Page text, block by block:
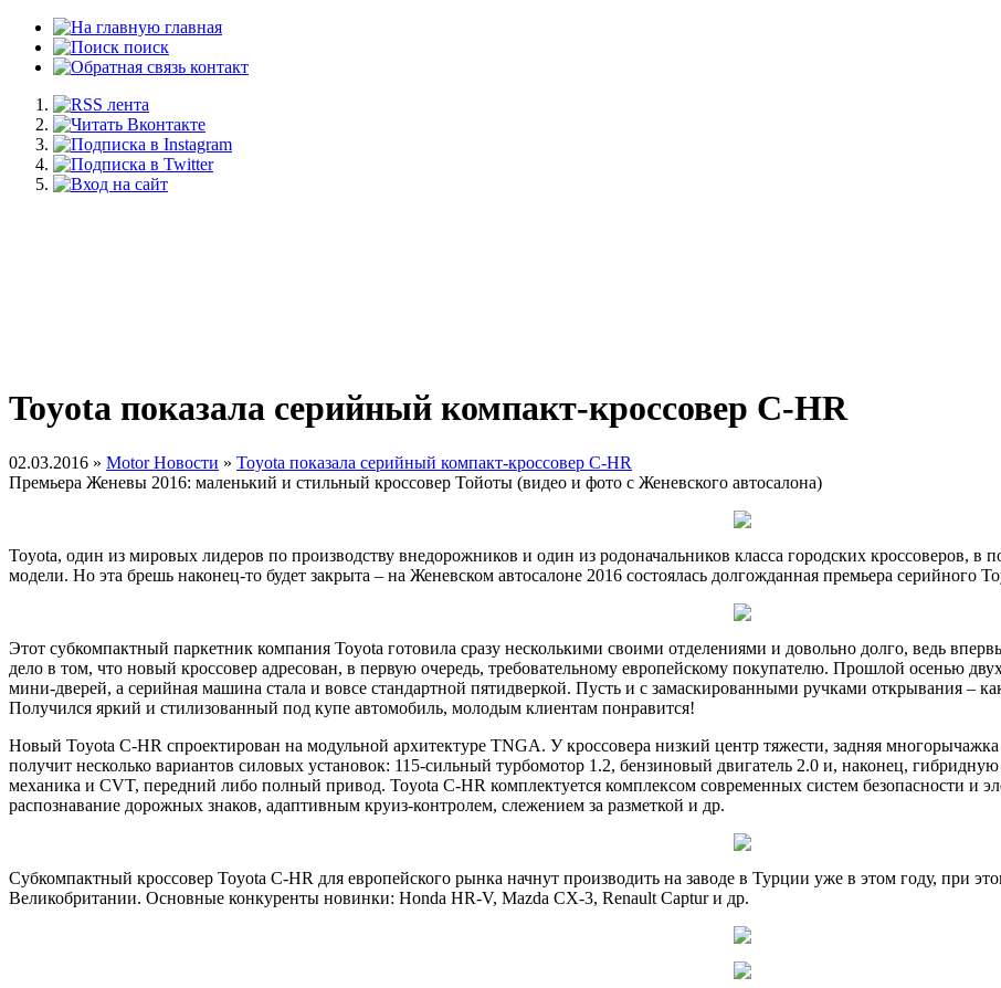
главная
поиск
контакт
Toyota показала серийный компакт-кроссовер C-HR
02.03.2016 » Motor Новости » Toyota показала серийный компакт-кроссовер C-HR
Премьера Женевы 2016: маленький и стильный кроссовер Тойоты (видео и фото с Женевского автосалона)
Toyota, один из мировых лидеров по производству внедорожников и один из родоначальников класса городских кроссоверов, в
модели. Но эта брешь наконец-то будет закрыта – на Женевском автосалоне 2016 состоялась долгожданная премьера серийного
Этот субкомпактный паркетник компания Toyota готовила сразу несколькими своими отделениями и довольно долго, ведь
дело в том, что новый кроссовер адресован, в первую очередь, требовательному европейскому покупателю. Прошлой осенью
мини-дверей, а серийная машина стала и вовсе стандартной пятидверкой. Пусть и с замаскированными ручками открывания –
Получился яркий и стилизованный под купе автомобиль, молодым клиентам понравится!
Новый Toyota C-HR спроектирован на модульной архитектуре TNGA. У кроссовера низкий центр тяжести, задняя
получит несколько вариантов силовых установок: 115-сильный турбомотор 1.2, бензиновый двигатель 2.0 и, наконец,
механика и CVT, передний либо полный привод. Toyota C-HR комплектуется комплексом современных систем безопасности и
распознавание дорожных знаков, адаптивным круиз-контролем, слежением за разметкой и др.
Субкомпактный кроссовер Toyota C-HR для европейского рынка начнут производить на заводе в Турции уже в этом году, при
Великобритании. Основные конкуренты новинки: Honda HR-V, Mazda CX-3, Renault Captur и др.